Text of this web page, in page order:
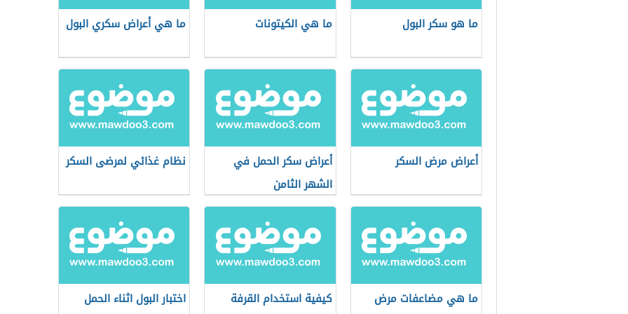
ما هو سكر البول ما هي الكيتونات ما هي أعراض سكري البول
أعراض مرض السكر
أعراض سكر الحمل في
الشهر الثامن
نظام غذائي لمرضى السكر
ما هي مضاعفات مرض
كيفية استخدام القرفة
اختبار البول اثناء الحمل